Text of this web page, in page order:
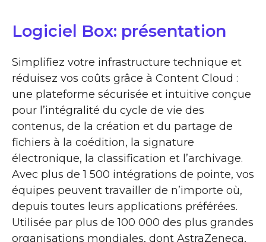
Logiciel Box: présentation
Simplifiez votre infrastructure technique et
réduisez vos coûts grâce à Content Cloud :
une plateforme sécurisée et intuitive conçue
pour l’intégralité du cycle de vie des
contenus, de la création et du partage de
fichiers à la coédition, la signature
électronique, la classification et l’archivage.
Avec plus de 1 500 intégrations de pointe, vos
équipes peuvent travailler de n’importe où,
depuis toutes leurs applications préférées.
Utilisée par plus de 100 000 des plus grandes
organisations mondiales, dont AstraZeneca,